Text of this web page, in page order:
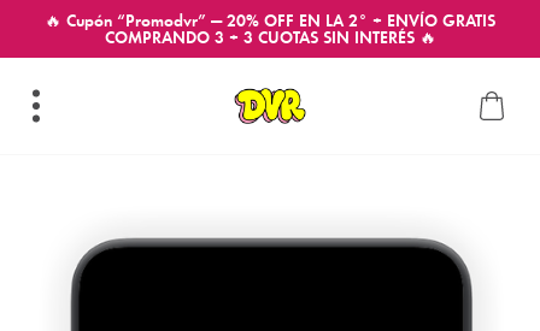
🔥 Cupón “Promodvr” — 20% OFF EN LA 2° + ENVÍO GRATIS
COMPRANDO 3 + 3 CUOTAS SIN INTERÉS 🔥